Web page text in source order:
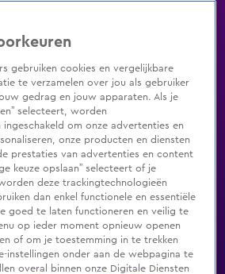
programma's Zenders Genres
inlogShop
Programma's De Bondgenoten
gebruiken cookies en vergelijkbare
te verzamelen over jou als gebruiker
gedrag en jouw apparaten. Als je
selecteert, worden
om onze advertenties en
onze producten en diensten
prestaties van advertenties en content
keuze opslaan” selecteert of je
deze trackingtechnologieën
dan enkel functionele en essentiële
goed te laten functioneren en veilig te
op ieder moment opnieuw openen
of om je toestemming in te trekken
instellingen onder aan de webpagina te
overal binnen onze Digitale Diensten